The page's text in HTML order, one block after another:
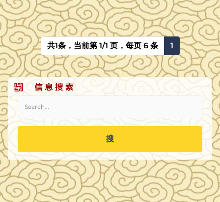
影响深远。军部旧址是贺龙接受共产党领导…
共1条，当前第 1/1 页，每页 6 条 1
搜